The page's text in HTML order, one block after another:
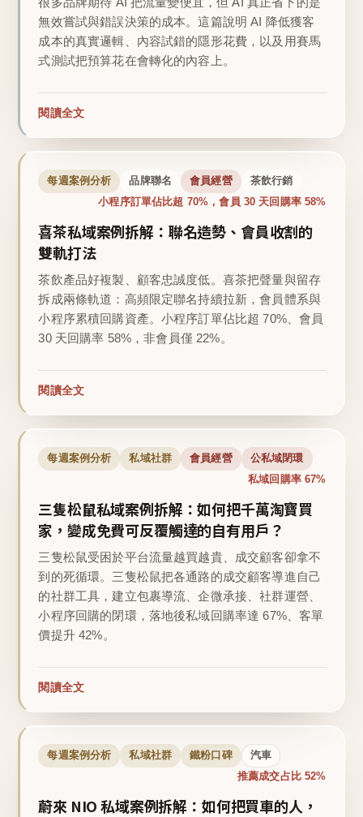
無效嘗試與錯誤決策的成本。這篇說明 AI 降低獲客
成本的真實邏輯、內容試錯的隱形花費，以及用賽馬
式測試把預算花在會轉化的內容上。
閱讀全文
每週案例分析 品牌聯名 會員經營 茶飲行銷
小程序訂單佔比超 70%，會員 30 天回購率 58%
喜茶私域案例拆解：聯名造勢、會員收割的
雙軌打法
茶飲產品好複製、顧客忠誠度低。喜茶把聲量與留存
拆成兩條軌道：高頻限定聯名持續拉新，會員體系與
小程序累積回購資產。小程序訂單佔比超 70%、會員
30 天回購率 58%，非會員僅 22%。
閱讀全文
每週案例分析 私域社群 會員經營 公私域閉環
私域回購率 67%
三隻松鼠私域案例拆解：如何把千萬淘寶買
家，變成免費可反覆觸達的自有用戶？
三隻松鼠受困於平台流量越買越貴、成交顧客卻拿不
到的死循環。三隻松鼠把各通路的成交顧客導進自己
的社群工具，建立包裹導流、企微承接、社群運營、
小程序回購的閉環，落地後私域回購率達 67%、客單
價提升 42%。
閱讀全文
每週案例分析 私域社群 鐵粉口碑 汽車
推薦成交占比 52%
蔚來 NIO 私域案例拆解：如何把買車的人，